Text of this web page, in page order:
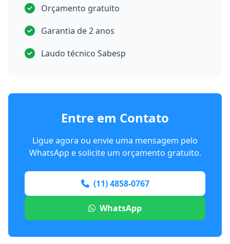
Orçamento gratuito
Garantia de 2 anos
Laudo técnico Sabesp
Entre em Contato
Ligue agora ou envie uma mensagem pelo
WhatsApp e solicite um orçamento gratuito.
(11) 4858-0767
WhatsApp